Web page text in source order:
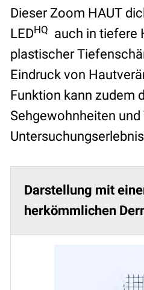
Dieser Zoom HAUT
LEDHQ
auch in tiefere
plastischer
Eindruck von
Funktion kann zudem
Sehgewohnheiten
Darstellung mit
herkömmlichen